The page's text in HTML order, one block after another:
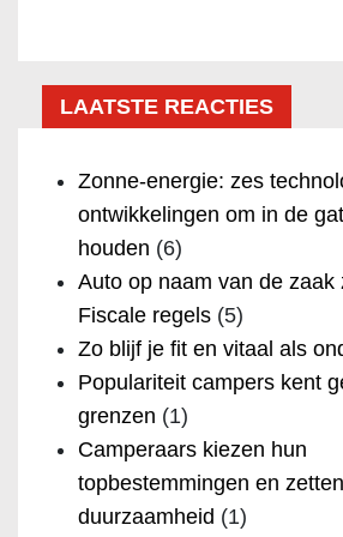
LAATSTE REACTIES
Zonne-energie: zes
ontwikkelingen om in de
houden (6)
Auto op naam van de zaak
Fiscale regels (5)
Zo blijf je fit en vitaal als
Populariteit campers kent
grenzen (1)
Camperaars kiezen hun
topbestemmingen en
duurzaamheid (1)